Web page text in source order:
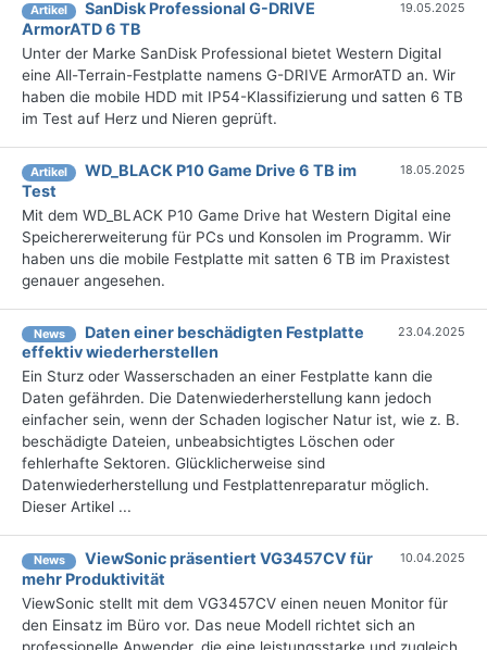
Artikel
SanDisk Professional G-DRIVE
ArmorATD 6 TB
19.05.2025
Unter der Marke SanDisk Professional bietet Western Digital
eine All-Terrain-Festplatte namens G-DRIVE ArmorATD an. Wir
haben die mobile HDD mit IP54-Klassifizierung und satten 6 TB
im Test auf Herz und Nieren geprüft.
Artikel
WD_BLACK P10 Game Drive 6 TB im
Test
18.05.2025
Mit dem WD_BLACK P10 Game Drive hat Western Digital eine
Speichererweiterung für PCs und Konsolen im Programm. Wir
haben uns die mobile Festplatte mit satten 6 TB im Praxistest
genauer angesehen.
News
Daten einer beschädigten Festplatte
effektiv wiederherstellen
23.04.2025
Ein Sturz oder Wasserschaden an einer Festplatte kann die
Daten gefährden. Die Datenwiederherstellung kann jedoch
einfacher sein, wenn der Schaden logischer Natur ist, wie z. B.
beschädigte Dateien, unbeabsichtigtes Löschen oder
fehlerhafte Sektoren. Glücklicherweise sind
Datenwiederherstellung und Festplattenreparatur möglich.
Dieser Artikel ...
News
ViewSonic präsentiert VG3457CV für
mehr Produktivität
10.04.2025
ViewSonic stellt mit dem VG3457CV einen neuen Monitor für
den Einsatz im Büro vor. Das neue Modell richtet sich an